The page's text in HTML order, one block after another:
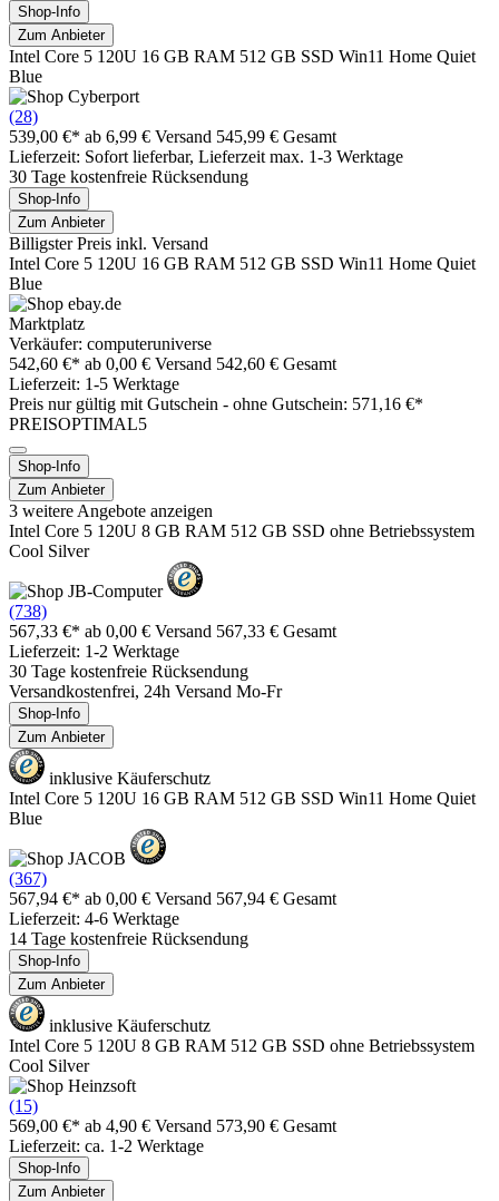
Shop-Info
Zum Anbieter
Intel Core 5 120U 16 GB RAM 512 GB SSD Win11 Home Quiet
Blue
(28)
539,00 €* ab 6,99 € Versand 545,99 € Gesamt
Lieferzeit: Sofort lieferbar, Lieferzeit max. 1-3 Werktage
30 Tage kostenfreie Rücksendung
Shop-Info
Zum Anbieter
Billigster Preis inkl. Versand
Intel Core 5 120U 16 GB RAM 512 GB SSD Win11 Home Quiet
Blue
Marktplatz
Verkäufer: computeruniverse
542,60 €* ab 0,00 € Versand 542,60 € Gesamt
Lieferzeit: 1-5 Werktage
Preis nur gültig mit Gutschein - ohne Gutschein: 571,16 €*
PREISOPTIMAL5
Shop-Info
Zum Anbieter
3 weitere Angebote anzeigen
Intel Core 5 120U 8 GB RAM 512 GB SSD ohne Betriebssystem
Cool Silver
(738)
567,33 €* ab 0,00 € Versand 567,33 € Gesamt
Lieferzeit: 1-2 Werktage
30 Tage kostenfreie Rücksendung
Versandkostenfrei, 24h Versand Mo-Fr
Shop-Info
Zum Anbieter
inklusive Käuferschutz
Intel Core 5 120U 16 GB RAM 512 GB SSD Win11 Home Quiet
Blue
(367)
567,94 €* ab 0,00 € Versand 567,94 € Gesamt
Lieferzeit: 4-6 Werktage
14 Tage kostenfreie Rücksendung
Shop-Info
Zum Anbieter
inklusive Käuferschutz
Intel Core 5 120U 8 GB RAM 512 GB SSD ohne Betriebssystem
Cool Silver
(15)
569,00 €* ab 4,90 € Versand 573,90 € Gesamt
Lieferzeit: ca. 1-2 Werktage
Shop-Info
Zum Anbieter